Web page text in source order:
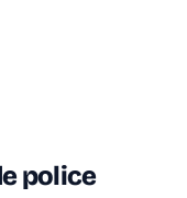
police